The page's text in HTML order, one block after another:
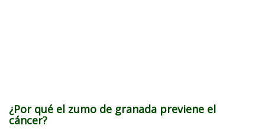
¿Por qué el zumo de granada previene el
cáncer?